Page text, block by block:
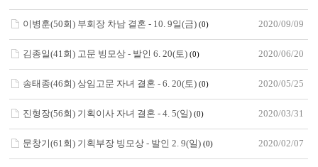
이병훈(50회) 부회장 차남 결혼 - 10. 9일(금)(0) 2020/09/09
김종일(41회) 고문 빙모상 - 발인 6. 20(토)(0) 2020/06/20
송태종(46회) 상임고문 자녀 결혼 - 6. 20(토)(0) 2020/05/25
진형장(56회) 기획이사 자녀 결혼 - 4. 5(일)(0) 2020/03/31
문창기(61회) 기획부장 빙모상 - 발인 2. 9(일)(0) 2020/02/07